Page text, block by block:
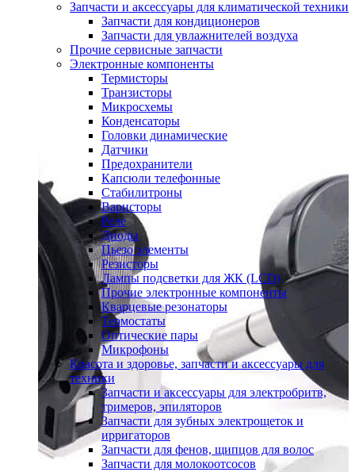
Запчасти и аксессуары для климатической техники
Запчасти для кондиционеров
Запчасти для увлажнителей воздуха
Прочие сервисные запчасти
Электронные компоненты
Термисторы
Транзисторы
Микросхемы
Конденсаторы
Головки динамические
Датчики
Предохранители
Капсюли телефонные
Стабилитроны
Варисторы
Реле
Диоды
Пьезо элементы
Резисторы
Лампы подсветки для ЖК (LCD)
Прочие электронные компоненты
Кварцевые резонаторы
Термостаты
Оптические пары
Микрофоны
Красота и здоровье, запчасти и аксессуары для
техники
Запчасти и аксессуары для электробритв,
тримеров, эпиляторов
Запчасти для зубных электрощеток и
ирригаторов
Запчасти для фенов, щипцов для волос
Запчасти для молокоотсосов